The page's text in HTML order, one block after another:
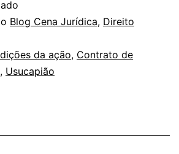
Blog Cena Jurídica, Direito
da ação, Contrato de
, Usucapião